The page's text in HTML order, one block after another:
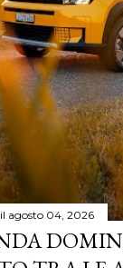
agosto 04, 2026